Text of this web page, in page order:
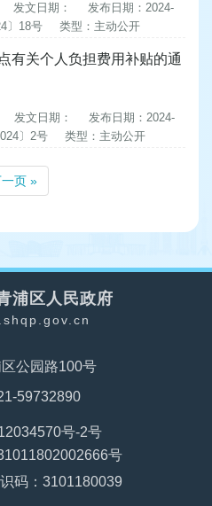
发文日期：
发布日期：2024-
〕18号 类型：主动公开
有关个人负担费用补贴的通
发文日期：
发布日期：2024-
〕2号 类型：主动公开
页 »
浦区人民政府
公园路100号
59732890
号-2号
号
码：3101180039